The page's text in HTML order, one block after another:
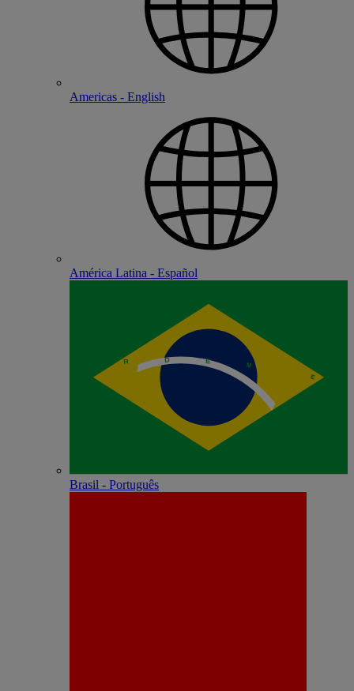
Americas - English
América Latina - Español
Brasil - Português